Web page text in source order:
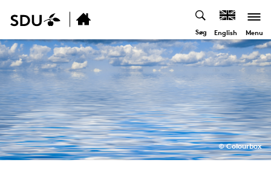
Søg English Menu
© Colourbox